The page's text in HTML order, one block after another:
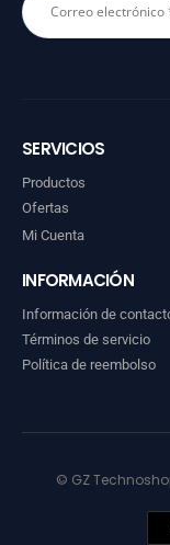
SERVICIOS
Productos
Ofertas
Mi Cuenta
INFORMACIÓN
Información de
Términos de servicio
Política de reembolso
© GZ